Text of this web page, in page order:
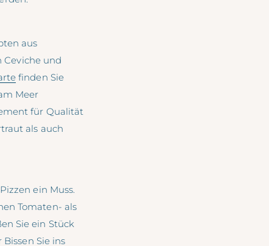
aus
Ceviche und
finden Sie
Meer
für Qualität
als auch
ein Muss.
Tomaten- als
Sie ein Stück
Sie ins